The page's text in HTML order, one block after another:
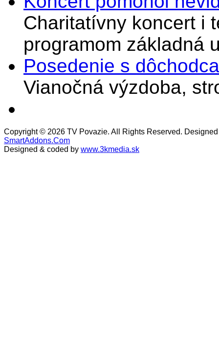
Charitatívny koncert i
programom základná
Posedenie s
Vianočná výzdoba,
Copyright © 2026 TV Povazie. All Rights Reserved.
SmartAddons.Com
Designed & coded by www.3kmedia.sk